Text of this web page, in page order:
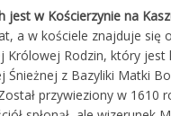
jest w Kościerzynie na
a w kościele znajduje się
Królowej Rodzin, który jest
Śnieżnej z Bazyliki Matki
przywieziony w 1610